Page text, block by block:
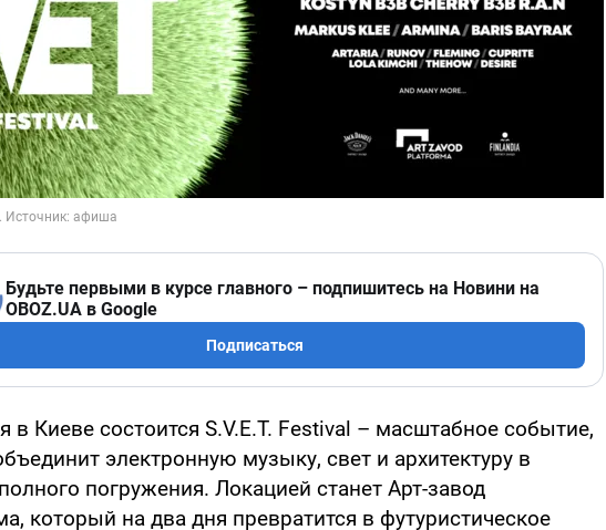
Будьте первыми в курсе главного – подпишитесь на Новини на
OBOZ.UA в Google
Подписаться
в Киеве состоится S.V.E.T. Festival – масштабное событие,
электронную музыку, свет и архитектуру в
погружения. Локацией станет Арт-завод
который на два дня превратится в футуристическое